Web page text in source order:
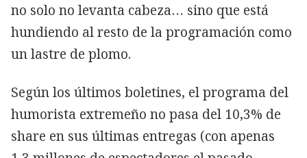
no solo no levanta cabeza… sino que está
hundiendo al resto de la programación como
un lastre de plomo.
Según los últimos boletines, el programa del
humorista extremeño no pasa del 10,3% de
share en sus últimas entregas (con apenas